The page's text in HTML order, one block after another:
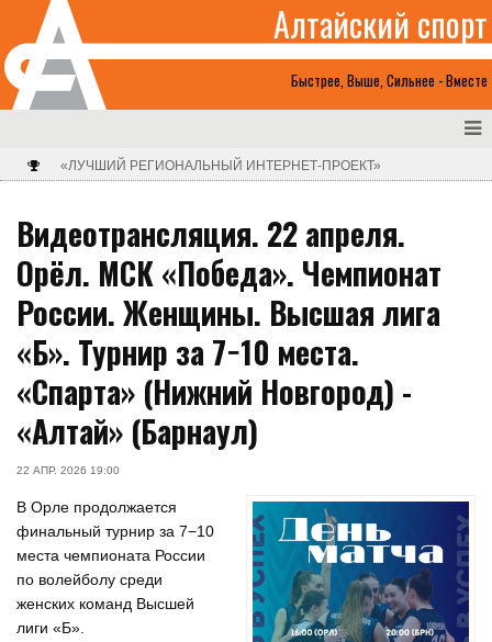
Быстрее, Выше, Сильнее - Вместе
Алтайский спорт
«ЛУЧШИЙ РЕГИОНАЛЬНЫЙ ИНТЕРНЕТ-ПРОЕКТ»
Видеотрансляция. 22 апреля.
Орёл. МСК «Победа». Чемпионат
России. Женщины. Высшая лига
«Б». Турнир за 7−10 места.
«Спарта» (Нижний Новгород) -
«Алтай» (Барнаул)
22 АПР. 2026 19:00
В Орле продолжается
финальный турнир за 7−10
места чемпионата России
по волейболу среди
женских команд Высшей
лиги «Б».